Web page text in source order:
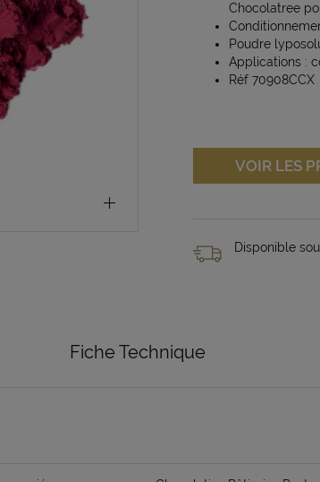
Chocolatree
Poudre
Applications :
Réf 70908CCX
VOIR LES
Disponible
Fiche Technique